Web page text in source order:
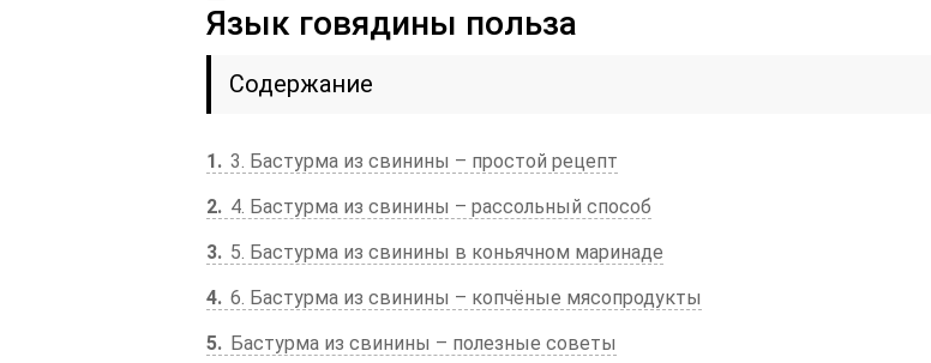
Язык говядины польза
Содержание
1
3. Бастурма из свинины – простой рецепт
2
4. Бастурма из свинины – рассольный способ
3
5. Бастурма из свинины в коньячном маринаде
4 6. Бастурма из свинины – копчёные мясопродукты
5
Бастурма из свинины – полезные советы